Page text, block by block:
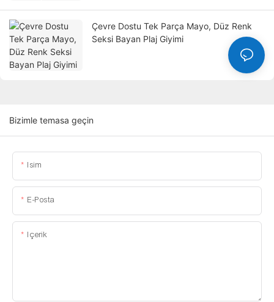
Çevre Dostu Tek Parça Mayo, Düz Renk
Seksi Bayan Plaj Giyimi
Bizimle temasa geçin
Isim
E-Posta
Içerik